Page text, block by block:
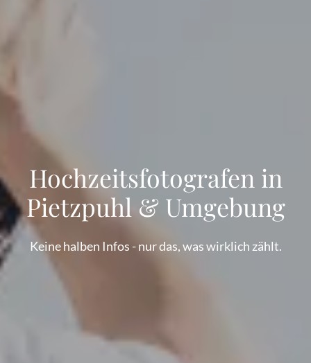
Hochzeitsfotografen in
Pietzpuhl & Umgebung
Keine halben Infos - nur das, was wirklich zählt.